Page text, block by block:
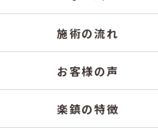
施術の流れ
お客様の声
楽鎮の特徴